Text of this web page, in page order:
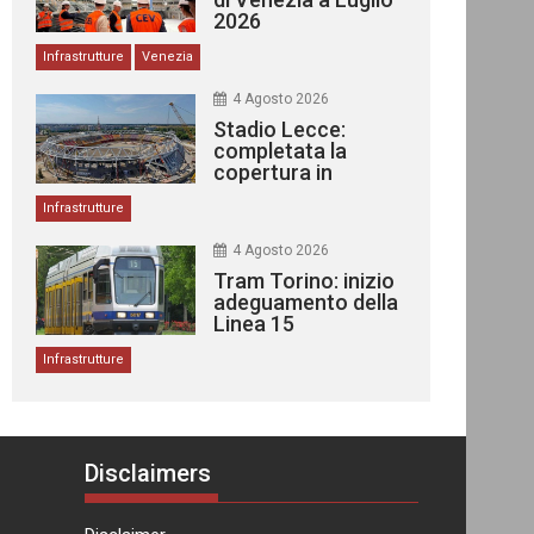
2026
Infrastrutture Venezia
4 Agosto 2026
Stadio Lecce:
completata la
copertura in
Infrastrutture
4 Agosto 2026
Tram Torino: inizio
adeguamento della
Linea 15
Infrastrutture
Disclaimers